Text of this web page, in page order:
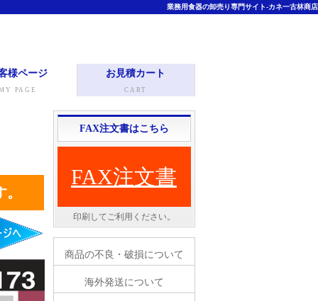
業務用食器の卸売り専門サイト-カネ一古林商店
様ページ
PAGE
お見積カート
CART
FAX注文書はこちら
FAX注文書
印刷してご利用ください。
商品の不良・破損について
海外発送について